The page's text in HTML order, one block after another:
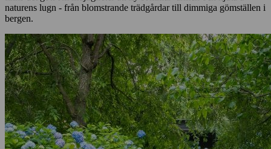
naturens lugn - från blomstrande trädgårdar till dimmiga gömställen i
bergen.